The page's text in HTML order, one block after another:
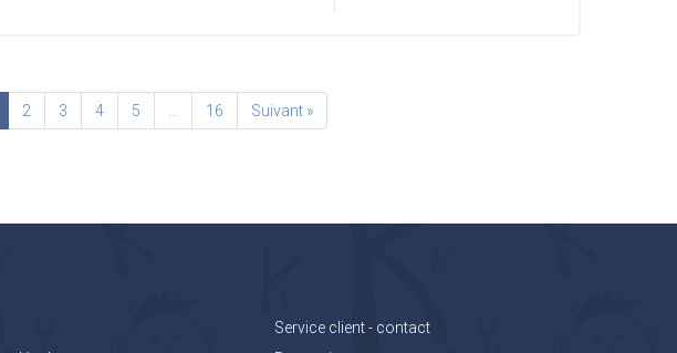
2 3 4 5 16 Suivant »
Service client - contact